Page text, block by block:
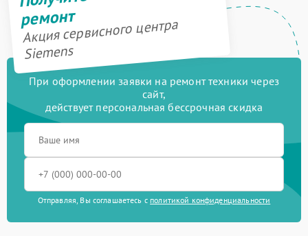
ремонт
Акция сервисного центра
Siemens
При оформлении заявки на ремонт техники через
сайт,
действует персональная бессрочная скидка
Отправляя, Вы соглашаетесь с политикой конфиденциальности